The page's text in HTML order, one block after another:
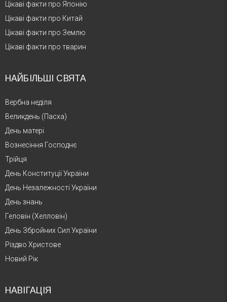
Цікаві факти про Японію
Цікаві факти про Китай
Цікаві факти про Землю
Цікаві факти про тварин
НАЙБІЛЬШІ СВЯТА
Вербна неділя
Великдень (Пасха)
День матері
Вознесіння Господнє
Трійця
День Конституції України
День Незалежності України
День знань
Геловін (Хелловін)
День Збройних Сил України
Різдво Христове
Новий Рік
НАВІГАЦІЯ